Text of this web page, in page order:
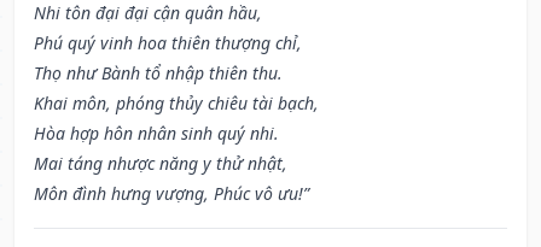
Nhi tôn đại đại cận quân hầu,
Phú quý vinh hoa thiên thượng chỉ,
Thọ như Bành tổ nhập thiên thu.
Khai môn, phóng thủy chiêu tài bạch,
Hòa hợp hôn nhân sinh quý nhi.
Mai táng nhược năng y thử nhật,
Môn đình hưng vượng, Phúc vô ưu!”